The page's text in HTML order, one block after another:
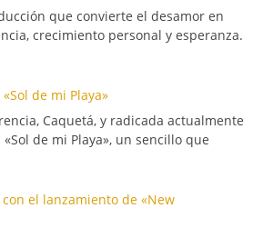
que convierte el desamor en
crecimiento personal y esperanza.
de mi Playa»
Caquetá, y radicada actualmente
de mi Playa», un sencillo que
el lanzamiento de «New